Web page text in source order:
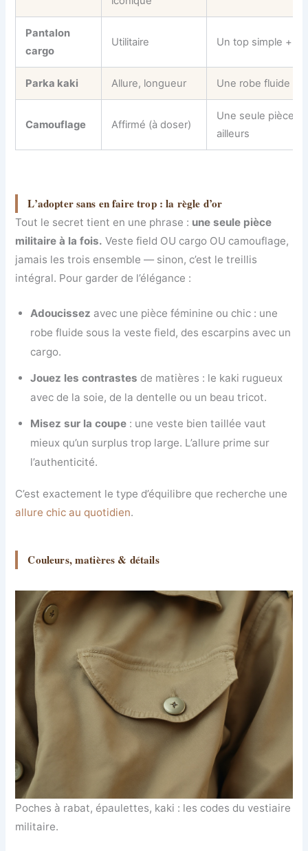
Pantalon
cargo
Utilitaire Un top simple +
Parka kaki Allure, longueur Une robe fluide +
Camouflage Affirmé (à doser)
Une seule pièce +
ailleurs
L’adopter sans en faire trop : la règle d’or
Tout le secret tient en une phrase : une seule pièce
militaire à la fois. Veste field OU cargo OU camouflage,
jamais les trois ensemble — sinon, c’est le treillis
intégral. Pour garder de l’élégance :
Adoucissez avec une pièce féminine ou chic : une
robe fluide sous la veste field, des escarpins avec un
cargo.
Jouez les contrastes de matières : le kaki rugueux
avec de la soie, de la dentelle ou un beau tricot.
Misez sur la coupe : une veste bien taillée vaut
mieux qu’un surplus trop large. L’allure prime sur
l’authenticité.
C’est exactement le type d’équilibre que recherche une
allure chic au quotidien.
Couleurs, matières & détails
Poches à rabat, épaulettes, kaki : les codes du vestiaire
militaire.